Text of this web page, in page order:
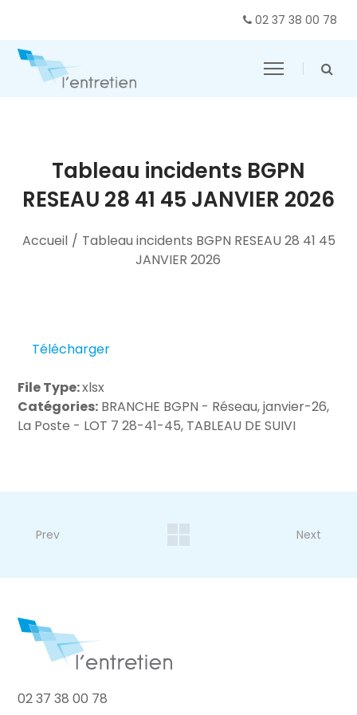
02 37 38 00 78
Tableau incidents BGPN
RESEAU 28 41 45 JANVIER 2026
Accueil / Tableau incidents BGPN RESEAU 28 41 45
JANVIER 2026
Télécharger
File Type:xlsx
Catégories: BRANCHE BGPN - Réseau, janvier-26,
La Poste - LOT 7 28-41-45, TABLEAU DE SUIVI
Prev Next
02 37 38 00 78